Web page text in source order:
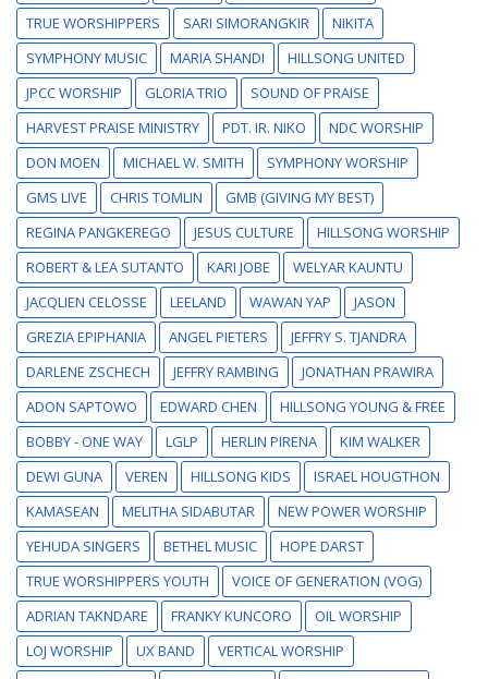
TRUE WORSHIPPERS
SARI SIMORANGKIR
NIKITA
SYMPHONY MUSIC
MARIA SHANDI
HILLSONG UNITED
JPCC WORSHIP
GLORIA TRIO
SOUND OF PRAISE
HARVEST PRAISE MINISTRY
PDT. IR. NIKO
NDC WORSHIP
DON MOEN
MICHAEL W. SMITH
SYMPHONY WORSHIP
GMS LIVE
CHRIS TOMLIN
GMB (GIVING MY BEST)
REGINA PANGKEREGO
JESUS CULTURE
HILLSONG WORSHIP
ROBERT & LEA SUTANTO
KARI JOBE
WELYAR KAUNTU
JACQLIEN CELOSSE
LEELAND WAWAN YAP
JASON
GREZIA EPIPHANIA
ANGEL PIETERS
JEFFRY S. TJANDRA
DARLENE ZSCHECH
JEFFRY RAMBING
JONATHAN PRAWIRA
ADON SAPTOWO
EDWARD CHEN
HILLSONG YOUNG & FREE
BOBBY - ONE WAY
LGLP HERLIN PIRENA
KIM WALKER
DEWI GUNA
VEREN HILLSONG KIDS
ISRAEL HOUGTHON
KAMASEAN
MELITHA SIDABUTAR
NEW POWER WORSHIP
YEHUDA SINGERS
BETHEL MUSIC
HOPE DARST
TRUE WORSHIPPERS YOUTH
VOICE OF GENERATION (VOG)
ADRIAN TAKNDARE
FRANKY KUNCORO
OIL WORSHIP
LOJ WORSHIP
UX BAND
VERTICAL WORSHIP